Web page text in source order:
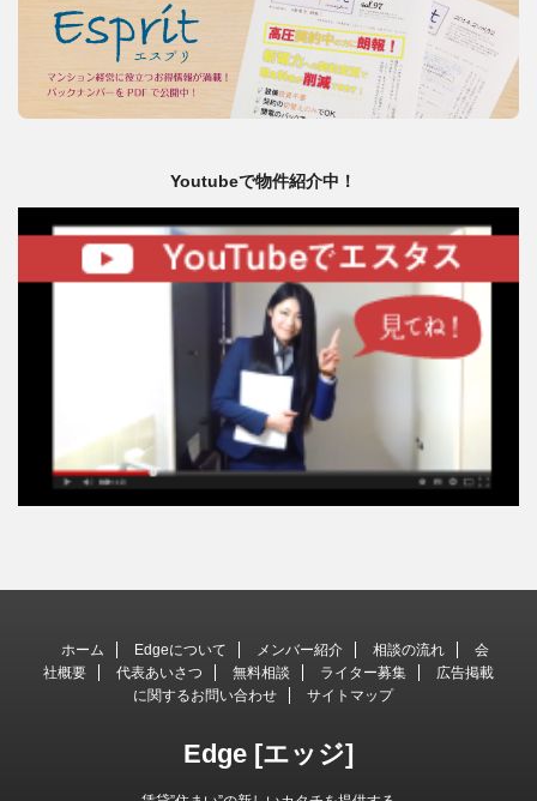
Youtubeで物件紹介中！
ホーム Edgeについて メンバー紹介 相談の流れ
会
社概要
代表あいさつ 無料相談 ライター募集
広告掲載
に関するお問い合わせ
サイトマップ
Edge [エッジ]